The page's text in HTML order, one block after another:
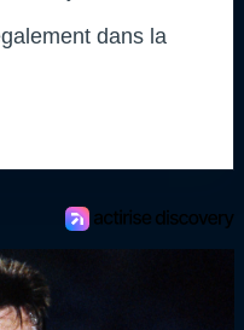
dans la